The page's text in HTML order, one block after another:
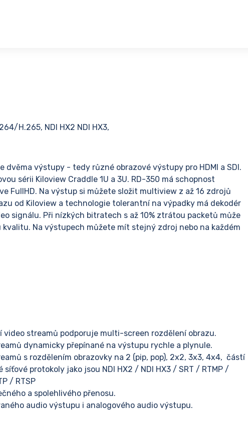
H.265, NDI HX2 NDI HX3,
dvěma výstupy - tedy různé obrazové výstupy pro HDMI a SDI.
sérii Kiloview Craddle 1U a 3U. RD-350 má schopnost
FullHD. Na výstup si můžete složit multiview z až 16 zdrojů
od Kiloview a technologie tolerantní na výpadky má dekodér
signálu. Při nízkých bitratech s až 10% ztrátou packetů může
Na výstupech můžete mít stejný zdroj nebo na každém
streamů podporuje multi-screen rozdělení obrazu.
dynamicky přepínané na výstupu rychle a plynule.
s rozdělením obrazovky na 2 (pip, pop), 2x2, 3x3, 4x4, částí
protokoly jako jsou NDI HX2 / NDI HX3 / SRT / RTMP /
/ RTSP
a spolehlivého přenosu.
audio výstupu i analogového audio výstupu.